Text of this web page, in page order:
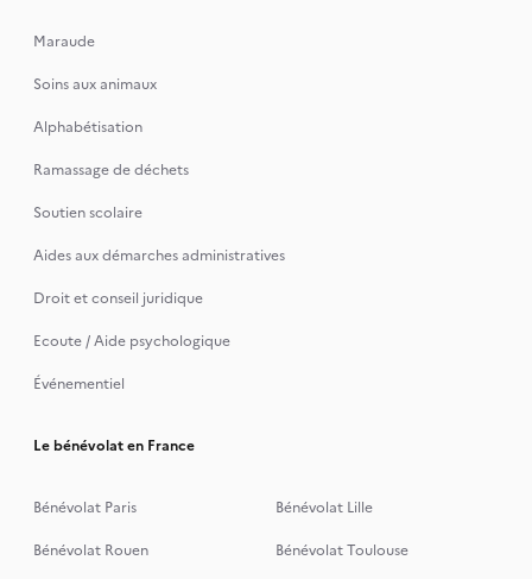
Maraude
Soins aux animaux
Alphabétisation
Ramassage de déchets
Soutien scolaire
Aides aux démarches administratives
Droit et conseil juridique
Ecoute / Aide psychologique
Événementiel
Le bénévolat en France
Bénévolat Paris
Bénévolat Lille
Bénévolat Rouen
Bénévolat Toulouse